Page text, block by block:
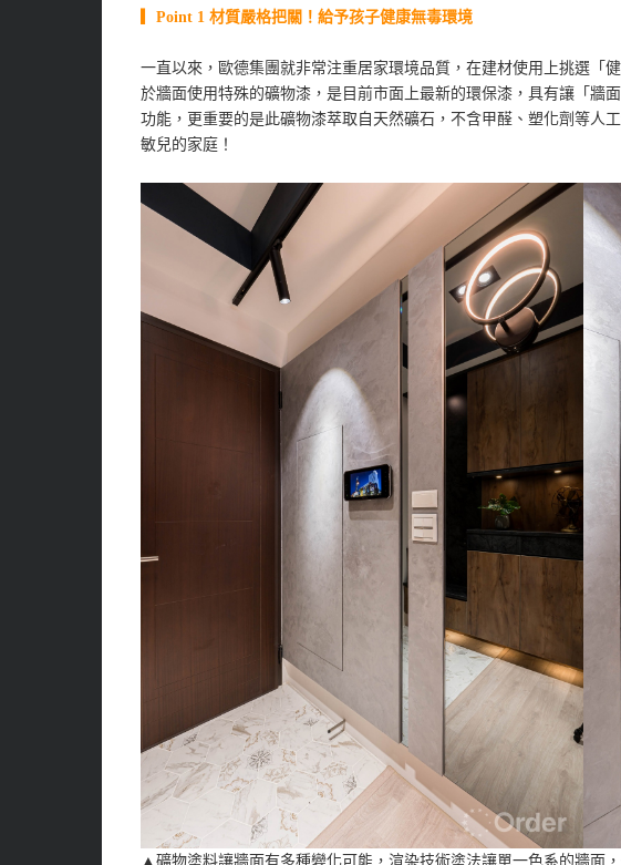
▎Point 1 材質嚴格把關！給予孩子健康無毒環境
一直以來，歐德集團就非常注重居家環境品質，在建材使用上挑選「
於牆面使用特殊的礦物漆，是目前市面上最新的環保漆，具有讓「牆
功能，更重要的是此礦物漆萃取自天然礦石，不含甲醛、塑化劑等人
敏兒的家庭！
▲礦物塗料讓牆面有多種變化可能，渲染技術塗法讓單一色系的牆面